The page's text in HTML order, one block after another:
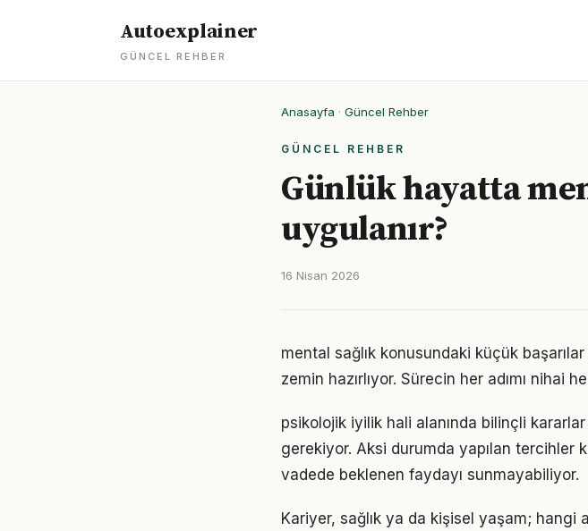
Autoexplainer
GÜNCEL REHBER
Anasayfa · Güncel Rehber
GÜNCEL REHBER
Günlük hayatta
uygulanır?
16 Nisan 2026
mental sağlık konusundaki küçük
zemin hazırlıyor. Sürecin her adımı nihai
psikolojik iyilik hali alanında bilinçli
gerekiyor. Aksi durumda yapılan tercihler
vadede beklenen faydayı sunmayabiliyor.
Kariyer, sağlık ya da kişisel yaşam; hangi